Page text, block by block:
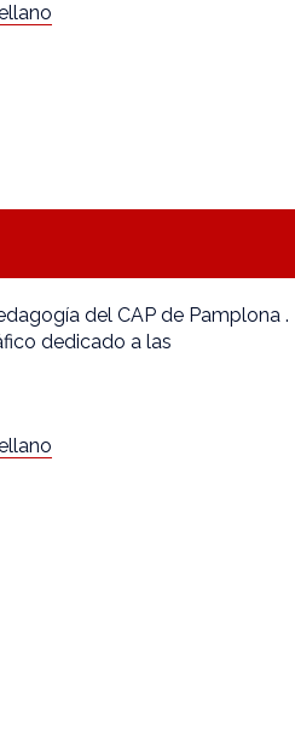
del CAP de Pamplona .
dedicado a las